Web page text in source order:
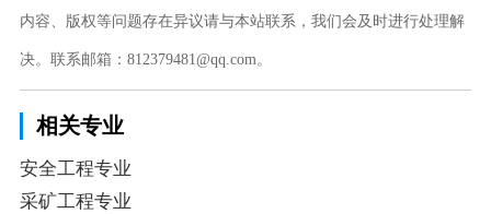
内容、版权等问题存在异议请与本站联系，我们会及时进行处理解
决。联系邮箱：812379481@qq.com。
相关专业
安全工程专业
采矿工程专业